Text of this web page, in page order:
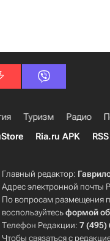
Туризм Радио
Ria.ru APK RSS
Главный редактор:
Адрес электронной почты
По вопросам размещения
воспользуйтесьформой
Телефон Редакции:7 (495)
Чтобы связаться с